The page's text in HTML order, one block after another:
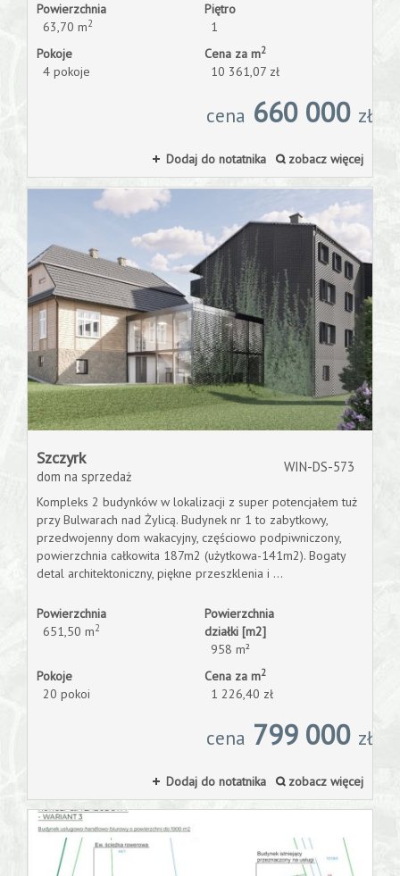
Powierzchnia
63,70 m2
Piętro
1
Pokoje
4 pokoje
Cena za m2
10 361,07 zł
cena 660 000 zł
Dodaj do notatnika zobacz więcej
Szczyrk
dom na sprzedaż
WIN-DS-573
Kompleks 2 budynków w lokalizacji z super potencjałem tuż
przy Bulwarach nad Żylicą. Budynek nr 1 to zabytkowy,
przedwojenny dom wakacyjny, częściowo podpiwniczony,
powierzchnia całkowita 187m2 (użytkowa-141m2). Bogaty
detal architektoniczny, piękne przeszklenia i ...
Powierzchnia
651,50 m2
Powierzchnia
działki [m2]
958 m²
Pokoje
20 pokoi
Cena za m2
1 226,40 zł
cena 799 000 zł
Dodaj do notatnika zobacz więcej